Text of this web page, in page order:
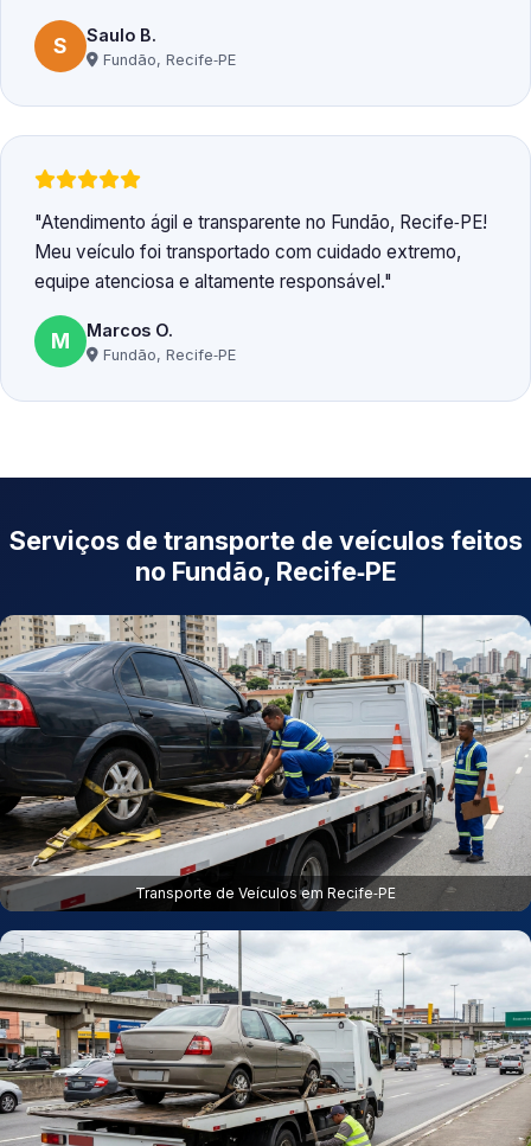
S Saulo B.
Fundão, Recife‑PE
Atendimento ágil e transparente no Fundão, Recife‑PE!
Meu veículo foi transportado com cuidado extremo,
equipe atenciosa e altamente responsável.
M Marcos O.
Fundão, Recife‑PE
Serviços de transporte de veículos feitos
no Fundão, Recife‑PE
Transporte de Veículos em Recife‑PE